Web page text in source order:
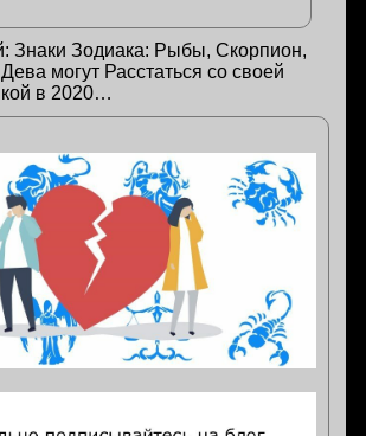
Знаки Зодиака: Рыбы, Скорпион,
могут Расстаться со своей
в 2020…